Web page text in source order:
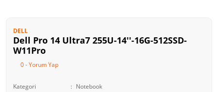
DELL
Dell Pro 14 Ultra7 255U-14''-16G-512SSD-
W11Pro
0 - Yorum Yap
Kategori
Notebook